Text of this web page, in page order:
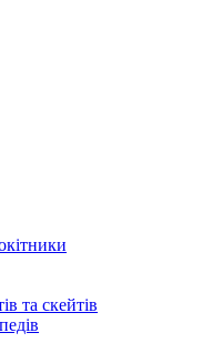
та скейтів